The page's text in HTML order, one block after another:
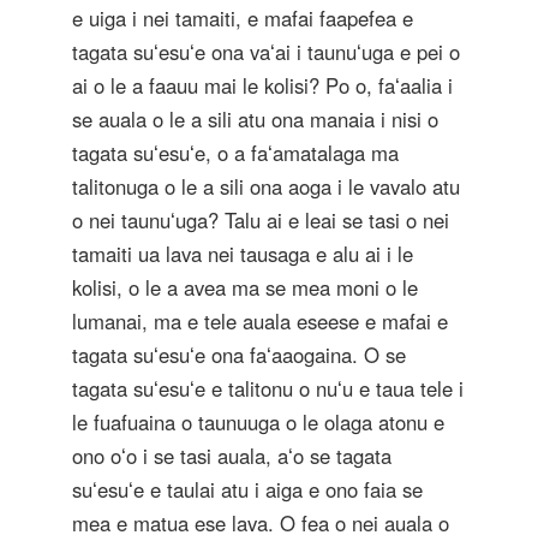
e uiga i nei tamaiti, e mafai faapefea e
tagata suʻesuʻe ona vaʻai i taunuʻuga e pei o
ai o le a faauu mai le kolisi? Po o, faʻaalia i
se auala o le a sili atu ona manaia i nisi o
tagata suʻesuʻe, o a faʻamatalaga ma
talitonuga o le a sili ona aoga i le vavalo atu
o nei taunuʻuga? Talu ai e leai se tasi o nei
tamaiti ua lava nei tausaga e alu ai i le
kolisi, o le a avea ma se mea moni o le
lumanai, ma e tele auala eseese e mafai e
tagata suʻesuʻe ona faʻaaogaina. O se
tagata suʻesuʻe e talitonu o nuʻu e taua tele i
le fuafuaina o taunuuga o le olaga atonu e
ono oʻo i se tasi auala, aʻo se tagata
suʻesuʻe e taulai atu i aiga e ono faia se
mea e matua ese lava. O fea o nei auala o